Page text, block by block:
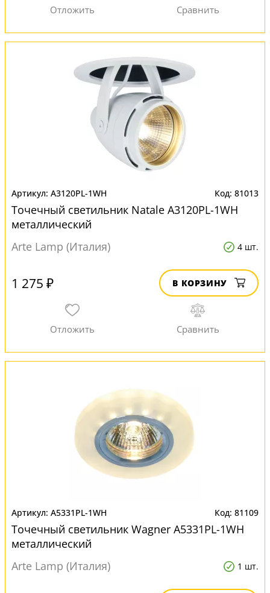
A3120PL-1WH 81013
Точечный светильник Natale A3120PL-1WH
металлический
Arte Lamp (Италия)
4 шт.
1 275 ₽ В КОРЗИНУ
A5331PL-1WH 81109
Точечный светильник Wagner A5331PL-1WH
металлический
Arte Lamp (Италия)
1 шт.